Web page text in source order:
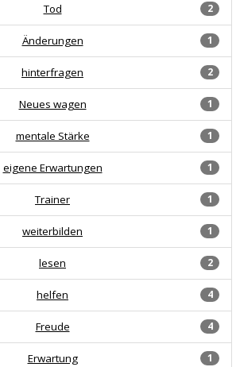
2
Tod
1
Änderungen
2
hinterfragen
1
Neues wagen
1
mentale Stärke
1
eigene Erwartungen
1
Trainer
1
weiterbilden
2
lesen
4
helfen
4
Freude
1
Erwartung